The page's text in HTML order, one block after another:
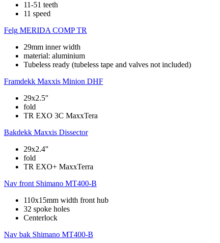
11-51 teeth
11 speed
Felg MERIDA COMP TR
29mm inner width
material: aluminium
Tubeless ready (tubeless tape and valves not included)
Framdekk Maxxis Minion DHF
29x2.5"
fold
TR EXO 3C MaxxTera
Bakdekk Maxxis Dissector
29x2.4"
fold
TR EXO+ MaxxTerra
Nav front Shimano MT400-B
110x15mm width front hub
32 spoke holes
Centerlock
Nav bak Shimano MT400-B